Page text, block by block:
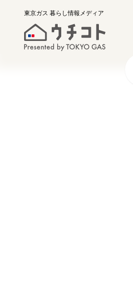
東京ガス 暮らし情報メディア